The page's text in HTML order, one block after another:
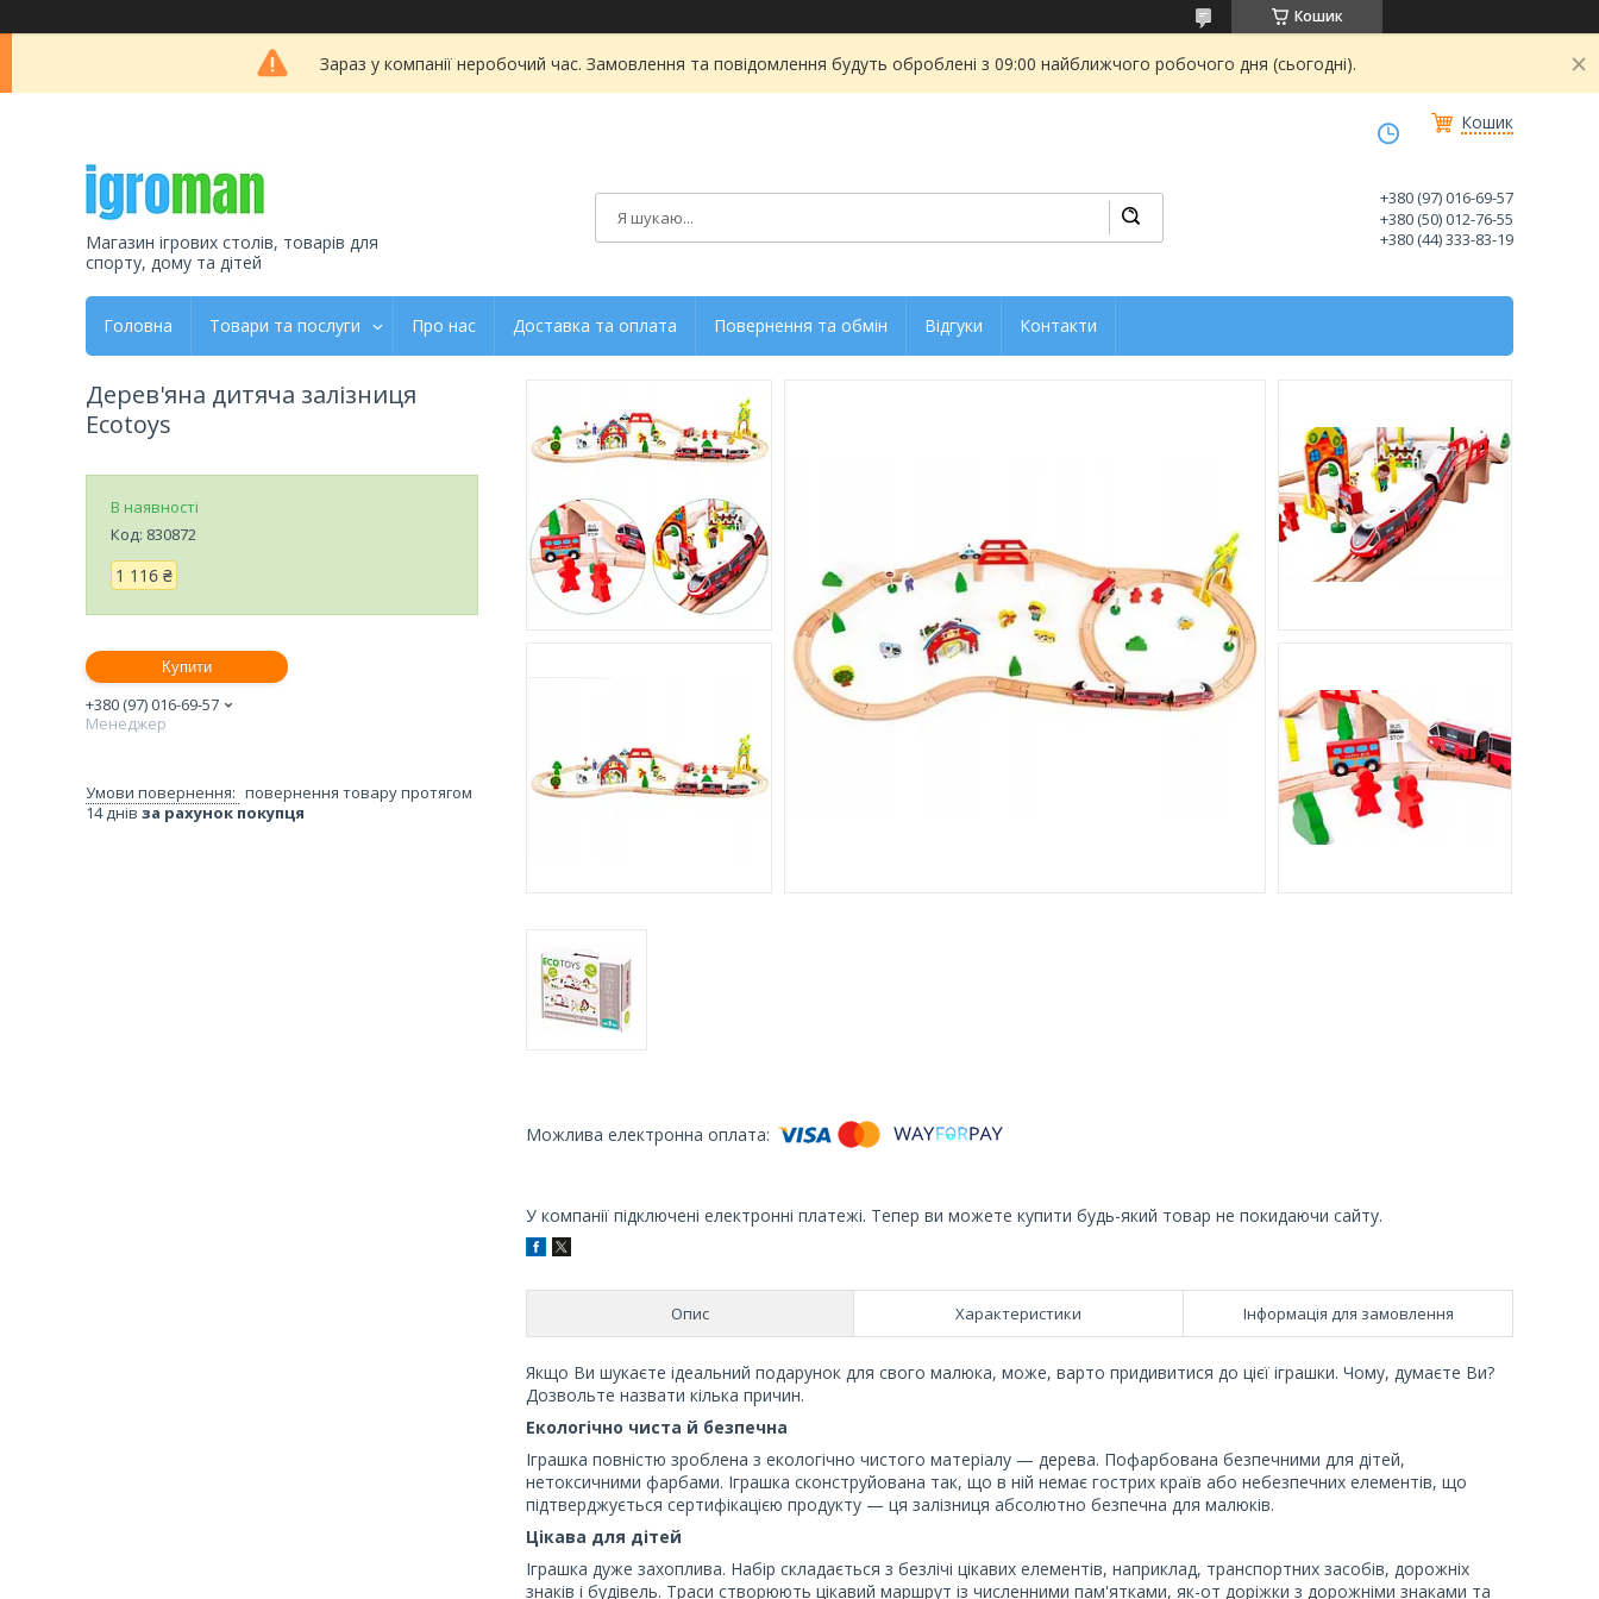
Кошик
Зараз у компанії неробочий час. Замовлення та повідомлення будуть оброблені з 09:00 найближчого робочого дня (сьогодні).
Кошик
Магазин ігрових столів, товарів для
спорту, дому та дітей
+380 (97) 016-69-57
+380 (50) 012-76-55
+380 (44) 333-83-19
Головна Товари та послуги Про нас Доставка та оплата Повернення та обмін Відгуки Контакти
У компанії підключені електронні платежі. Тепер ви можете купити будь-який товар не покидаючи сайту.
Опис Характеристики Інформація для замовлення
Якщо Ви шукаєте ідеальний подарунок для свого малюка, може, варто придивитися до цієї іграшки. Чому, думаєте Ви?
Дозвольте назвати кілька причин.
Екологічно чиста й безпечна
Іграшка повністю зроблена з екологічно чистого матеріалу — дерева. Пофарбована безпечними для дітей,
нетоксичними фарбами. Іграшка сконструйована так, що в ній немає гострих країв або небезпечних елементів, що
підтверджується сертифікацією продукту — ця залізниця абсолютно безпечна для малюків.
Цікава для дітей
Іграшка дуже захоплива. Набір складається з безлічі цікавих елементів, наприклад, транспортних засобів, дорожніх
знаків і будівель. Траси створюють цікавий маршрут із численними пам'ятками, як-от доріжки з дорожніми знаками та
Дерев'яна дитяча залізниця
Ecotoys
В наявності
Код: 830872
1 116 ₴
Купити
+380 (97) 016-69-57
Менеджер
повернення товару протягом
14 днів за рахунок покупця